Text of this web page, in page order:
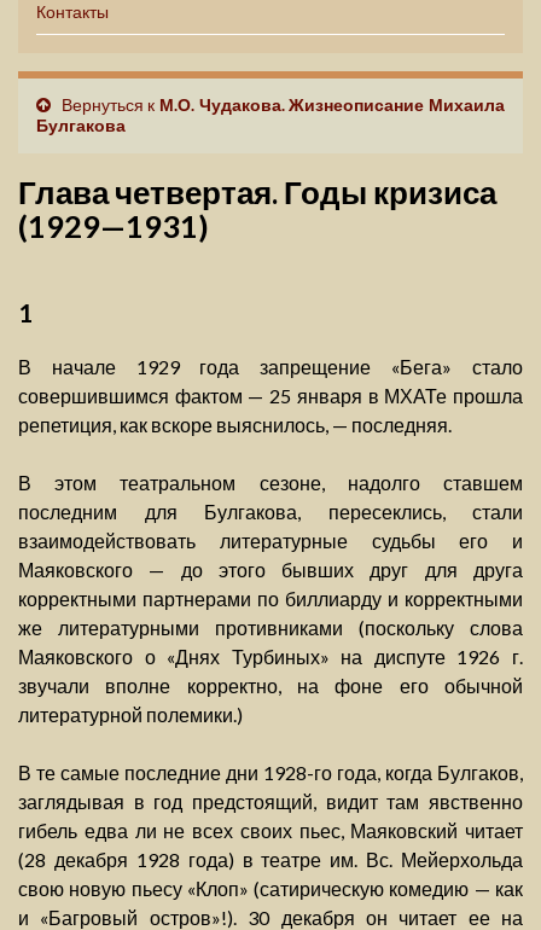
Контакты
Вернуться к М.О. Чудакова. Жизнеописание Михаила
Булгакова
Глава четвертая. Годы кризиса
(1929—1931)
1
В начале 1929 года запрещение «Бега» стало
совершившимся фактом — 25 января в МХАТе прошла
репетиция, как вскоре выяснилось, — последняя.
В этом театральном сезоне, надолго ставшем
последним для Булгакова, пересеклись, стали
взаимодействовать литературные судьбы его и
Маяковского — до этого бывших друг для друга
корректными партнерами по биллиарду и корректными
же литературными противниками (поскольку слова
Маяковского о «Днях Турбиных» на диспуте 1926 г.
звучали вполне корректно, на фоне его обычной
литературной полемики.)
В те самые последние дни 1928-го года, когда Булгаков,
заглядывая в год предстоящий, видит там явственно
гибель едва ли не всех своих пьес, Маяковский читает
(28 декабря 1928 года) в театре им. Вс. Мейерхольда
свою новую пьесу «Клоп» (сатирическую комедию — как
и «Багровый остров»!). 30 декабря он читает ее на